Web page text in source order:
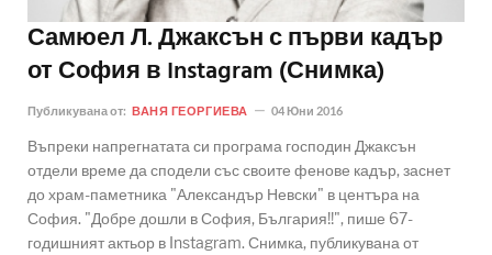
Самюел Л. Джаксън с първи кадър
от София в Instagram (Снимка)
Публикувана от: ВАНЯ ГЕОРГИЕВА 04 Юни 2016
Въпреки напрегнатата си програма господин Джаксън
отдели време да сподели със своите фенове кадър, заснет
до храм-паметника "Александър Невски" в центъра на
София. "Добре дошли в София, България!!", пише 67-
годишният актьор в Instagram. Снимка, публикувана от